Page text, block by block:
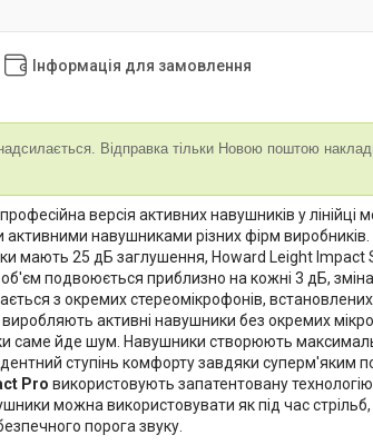
Інформація для замовлення
Відправка тільки Новою поштою
версія активних навушників у
навушниками різних фірм
мають 25 дБ заглушення, Howard Leight
подвоюється приблизно на кожні 3 дБ,
з окремих стереомікрофонів,
виробляють активні навушники без окремих
саме йде шум. Навушники створюють
ступінь комфорту завдяки суперм'яким
Pro використовують запатентовану
можна використовувати як під час
порога звуку.